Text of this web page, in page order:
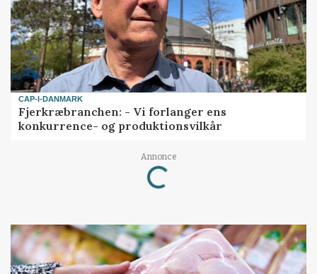
CAP-I-DANMARK
Fjerkræbranchen: - Vi forlanger ens
konkurrence- og produktionsvilkår
Annonce
Loading...